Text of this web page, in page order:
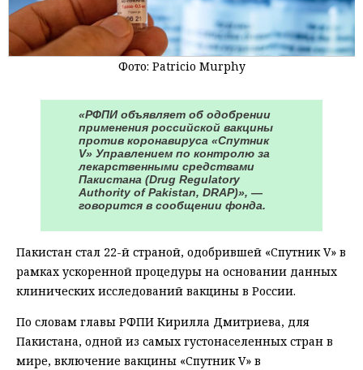
Фото: Patricio Murphy
«РФПИ объявляет об одобрении
применения российской вакцины
против коронавируса «Спутник
V» Управлением по контролю за
лекарственными средствами
Пакистана (Drug Regulatory
Authority of Pakistan, DRAP)», —
говорится в сообщении фонда.
Пакистан стал 22-й страной, одобрившей «Спутник V» в
рамках ускоренной процедуры на основании данных
клинических исследований вакцины в России.
По словам главы РФПИ Кирилла Дмитриева, для
Пакистана, одной из самых густонаселенных стран в
мире, включение вакцины «Спутник V» в